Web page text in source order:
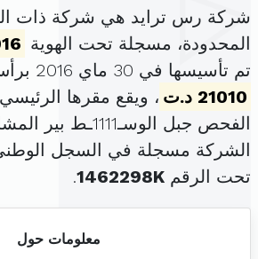
شركة رس ترايد هي شركة ذات
المحدودة، مسجلة تحت الهوية
تم تأسيسها في 30 ماي 2016 برأس مال قدره
21010 د.ت
الفحص جبل الوسـ1111ـط بير المشارقة (
الشركة مسجلة في السجل
تحت الرقم 1462298K
.
معلومات حول